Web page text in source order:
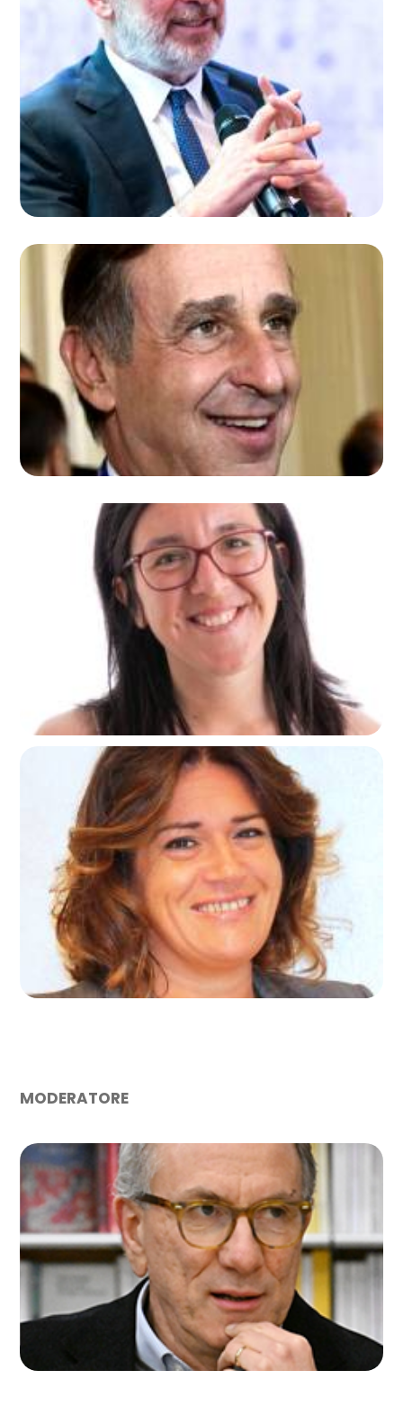
GIORGIO ALBÈ
Avvocato studio A&A Albè Associati
LUCA FRANZI
Presidente AON Brokers
ILARIA POZZI
HSE Manager IRCA Group
NOEMI MILANI
Studio Ingegneria Studio Noemi Milani S.r.l. Società
Benefit
MODERATORE
SILVESTRO PASCARELLA
Direttore de La Prealpina